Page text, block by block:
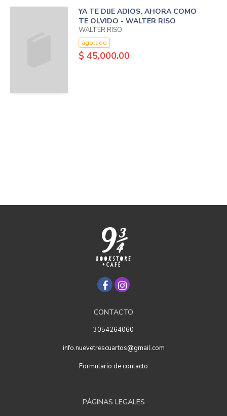
YA TE DIJE ADIOS, AHORA COMO
TE OLVIDO - WALTER RISO
WALTER RISO
agotado
$ 45,000.00
CONTACTO
3054264060
info.nuevetrescuartos@gmail.com
Formulario de contacto
PÁGINAS LEGALES